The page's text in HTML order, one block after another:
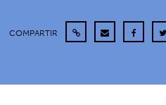
COMPARTIR